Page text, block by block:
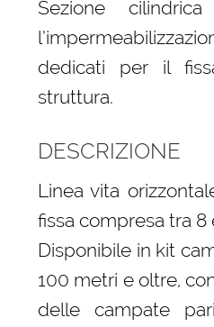
Sezione
dedicati per il
struttura.
DESCRIZIONE
Linea vita
fissa compresa tra 8
Disponibile in kit
100 metri e oltre,
delle campate